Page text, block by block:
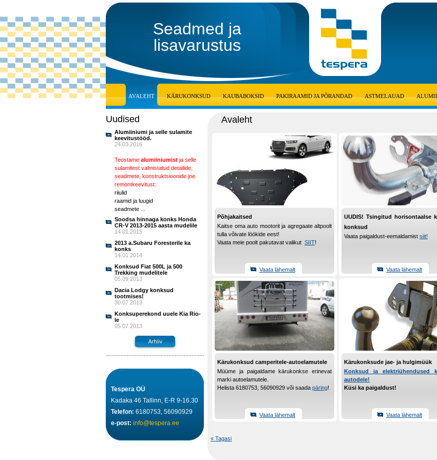
Seadmed ja
lisavarustus
AVALEHT KÄRUKONKSUD KAUBABOKSID PAKIRAAMID JA PÕRANDAD ASTMELAUAD
Uudised
Alumiiniumi ja selle sulamite
keevitustööd.
24.03.2016
Teostame alumiiniumist ja selle
sulamitest valmistatud detailide,
seadmete, konstruktsioonide jne.
remontkeevitust:
riiulid
raamid ja luugid
seadmete ...
Soodsa hinnaga konks Honda
CR-V 2013-2015 aasta mudelile
14.01.2015
2013 a.Subaru Foresterile ka
konks
14.01.2014
Konksud Fiat 500L ja 500
Trekking mudelitele
05.09.2013
Dacia Lodgy konksud
tootmises!
30.07.2013
Konksuperekond uuele Kia Rio-
le
05.07.2013
Tespera OÜ
Kadaka 46 Tallinn, E-R 9-16.30
Telefon: 6180753, 56090929
e-post: info@tespera.ee
Avaleht
Põhjakaitsed
Kaitse oma auto mootorit ja agregaate altpoolt
tulla võivate löökide eest!
Vaata meie poolt pakutavat valikut SIIT!
Vaata lähemalt
UUDIS! Tsingitud horisontaalse
konksud
Vaata paigaldust-eemaldamist siit!
Vaata lähemalt
Kärukonksud camperitele-autoelamutele
Müüme ja paigaldame kärukonkse erinevat
marki autoelamutele.
Helista 6180753, 56090929 või saada päring!
Vaata lähemalt
Kärukonksude jae- ja hulgimüük
Konksud ja elektriühendused
autodele!
Küsi ka paigaldust!
Vaata lähemalt
« Tagasi